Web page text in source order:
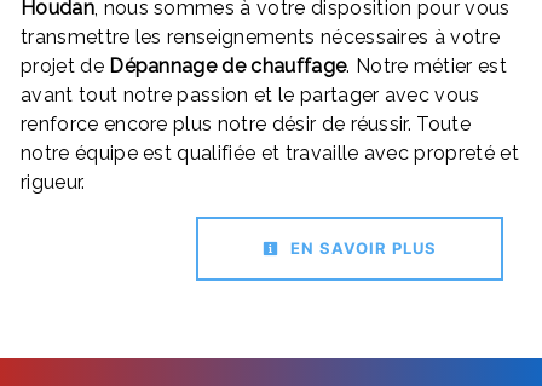
Houdan, nous sommes à votre disposition pour vous
transmettre les renseignements nécessaires à votre
projet de Dépannage de chauffage. Notre métier est
avant tout notre passion et le partager avec vous
renforce encore plus notre désir de réussir. Toute
notre équipe est qualifiée et travaille avec propreté et
rigueur.
EN SAVOIR PLUS